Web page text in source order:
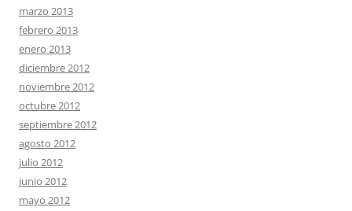
marzo 2013
febrero 2013
enero 2013
diciembre 2012
noviembre 2012
octubre 2012
septiembre 2012
agosto 2012
julio 2012
junio 2012
mayo 2012